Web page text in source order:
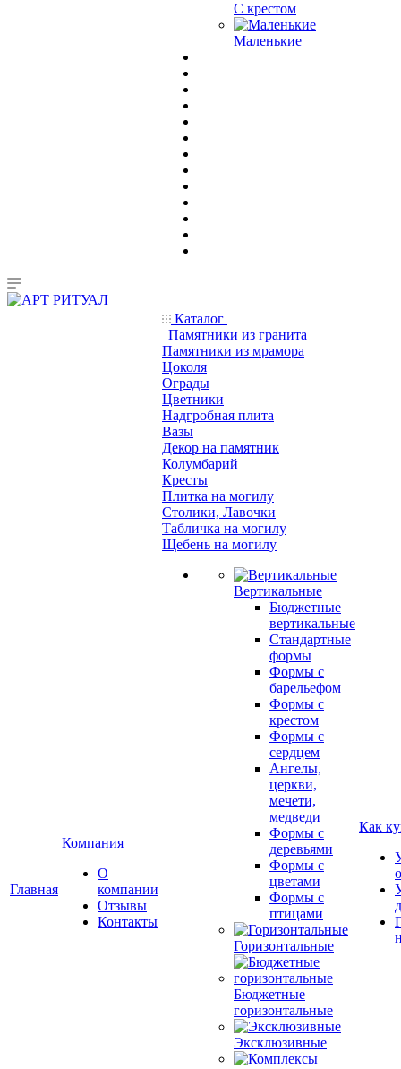
С крестом
Маленькие
Главная
Компания
О
компании
Отзывы
Контакты
Каталог
Памятники из гранита
Памятники из мрамора
Цоколя
Ограды
Цветники
Надгробная плита
Вазы
Декор на памятник
Колумбарий
Кресты
Плитка на могилу
Столики, Лавочки
Табличка на могилу
Щебень на могилу
Вертикальные
Бюджетные
вертикальные
Стандартные
формы
Формы с
барельефом
Формы с
крестом
Формы с
сердцем
Ангелы,
церкви,
мечети,
медведи
Формы с
деревьями
Формы с
цветами
Формы с
птицами
Горизонтальные
Бюджетные
горизонтальные
Эксклюзивные
Как